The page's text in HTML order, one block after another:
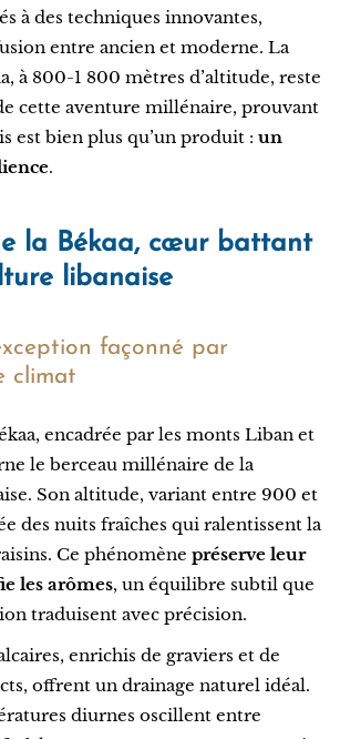
à des techniques innovantes,
entre ancien et moderne. La
à 800-1 800 mètres d’altitude, reste
cette aventure millénaire, prouvant
est bien plus qu’un produit : un
.
la Békaa, cœur battant
libanaise
façonné par
climat
encadrée par les monts Liban et
le berceau millénaire de la
Son altitude, variant entre 900 et
des nuits fraîches qui ralentissent la
Ce phénomène préserve leur
les arômes, un équilibre subtil que
traduisent avec précision.
enrichis de graviers et de
offrent un drainage naturel idéal.
diurnes oscillent entre